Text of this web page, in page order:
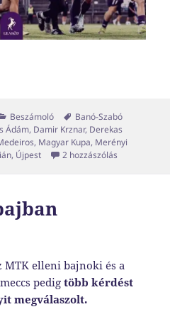
Kategória
Beszámoló Címke
Banó-Szabó
Ádám, Damir Krznar, Derekas
, Magyar Kupa, Merényi
, Újpest 2 hozzászólás
MTK elleni bajnoki és a
pedigtöbb kérdést
megválaszolt.